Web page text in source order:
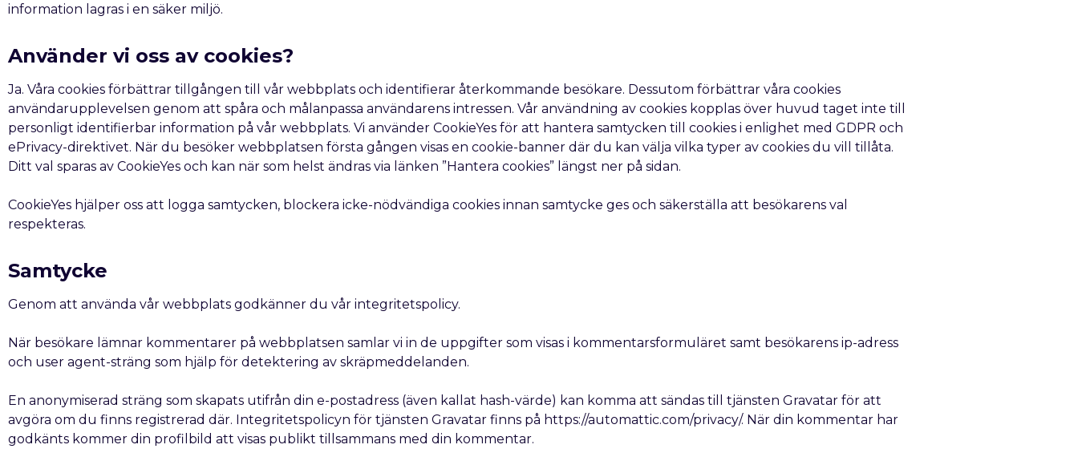
information lagras i en säker miljö.
Använder vi oss av cookies?
Ja. Våra cookies förbättrar tillgången till vår webbplats och identifierar återkommande besökare. Dessutom förbättrar våra cookies
användarupplevelsen genom att spåra och målanpassa användarens intressen. Vår användning av cookies kopplas över huvud taget inte till
personligt identifierbar information på vår webbplats. Vi använder CookieYes för att hantera samtycken till cookies i enlighet med GDPR och
ePrivacy-direktivet. När du besöker webbplatsen första gången visas en cookie-banner där du kan välja vilka typer av cookies du vill tillåta.
Ditt val sparas av CookieYes och kan när som helst ändras via länken ”Hantera cookies” längst ner på sidan.
CookieYes hjälper oss att logga samtycken, blockera icke-nödvändiga cookies innan samtycke ges och säkerställa att besökarens val
respekteras.
Samtycke
Genom att använda vår webbplats godkänner du vår integritetspolicy.
När besökare lämnar kommentarer på webbplatsen samlar vi in de uppgifter som visas i kommentarsformuläret samt besökarens ip-adress
och user agent-sträng som hjälp för detektering av skräpmeddelanden.
En anonymiserad sträng som skapats utifrån din e-postadress (även kallat hash-värde) kan komma att sändas till tjänsten Gravatar för att
avgöra om du finns registrerad där. Integritetspolicyn för tjänsten Gravatar finns på https://automattic.com/privacy/. När din kommentar har
godkänts kommer din profilbild att visas publikt tillsammans med din kommentar.